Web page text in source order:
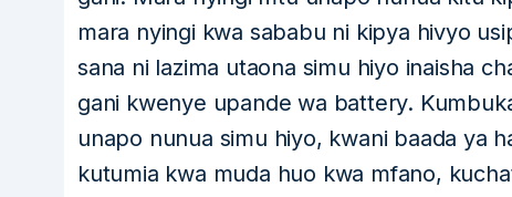
mara nyingi kwa sababu ni kipya hivyo
sana ni lazima utaona simu hiyo inaisha
gani kwenye upande wa battery.
unapo nunua simu hiyo, kwani baada ya
kutumia kwa muda huo kwa mfano,